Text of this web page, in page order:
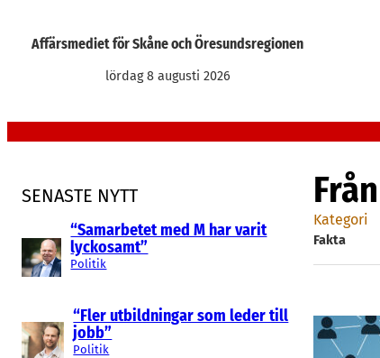
Affärsmediet för Skåne och Öresundsregionen
lördag 8 augusti 2026
SENASTE NYTT
“Samarbetet med M har varit
lyckosamt”
Politik
“Fler utbildningar som leder till
jobb”
Politik
Från
Kategori
Fakta